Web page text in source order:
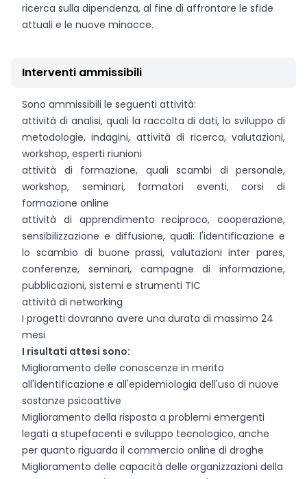
ricerca sulla dipendenza, al fine di affrontare le sfide
attuali e le nuove minacce.
Interventi ammissibili
Sono ammissibili le seguenti attività:
attività di analisi, quali la raccolta di dati, lo sviluppo di
metodologie, indagini, attività di ricerca, valutazioni,
workshop, esperti riunioni
attività di formazione, quali scambi di personale,
workshop, seminari, formatori eventi, corsi di
formazione online
attività di apprendimento reciproco, cooperazione,
sensibilizzazione e diffusione, quali: l'identificazione e
lo scambio di buone prassi, valutazioni inter pares,
conferenze, seminari, campagne di informazione,
pubblicazioni, sistemi e strumenti TIC
attività di networking
I progetti dovranno avere una durata di massimo 24
mesi
I risultati attesi sono:
Miglioramento delle conoscenze in merito
all'identificazione e all'epidemiologia dell'uso di nuove
sostanze psicoattive
Miglioramento della risposta a problemi emergenti
legati a stupefacenti e sviluppo tecnologico, anche
per quanto riguarda il commercio online di droghe
Miglioramento delle capacità delle organizzazioni della